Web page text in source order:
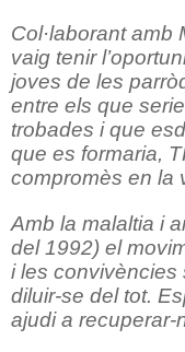
Col·laborant amb
vaig tenir
joves de les
entre els que
trobades i que
que es formaria,
compromès en la
Amb la malaltia i
del 1992) el
i les convivències
diluir-se del tot.
ajudi a recuperar-